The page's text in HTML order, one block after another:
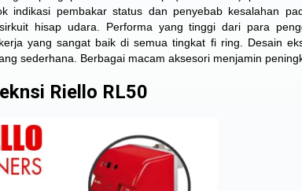
indikasi pembakar status dan penyebab kesalahan
hisap udara. Performa yang tinggi dari para
yang sangat baik di semua tingkat fi ring. Desain
sederhana. Berbagai macam aksesori menjamin
Riello RL50